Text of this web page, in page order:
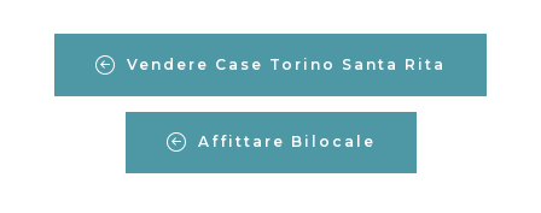
Vendere Case Torino Santa Rita
Affittare Bilocale